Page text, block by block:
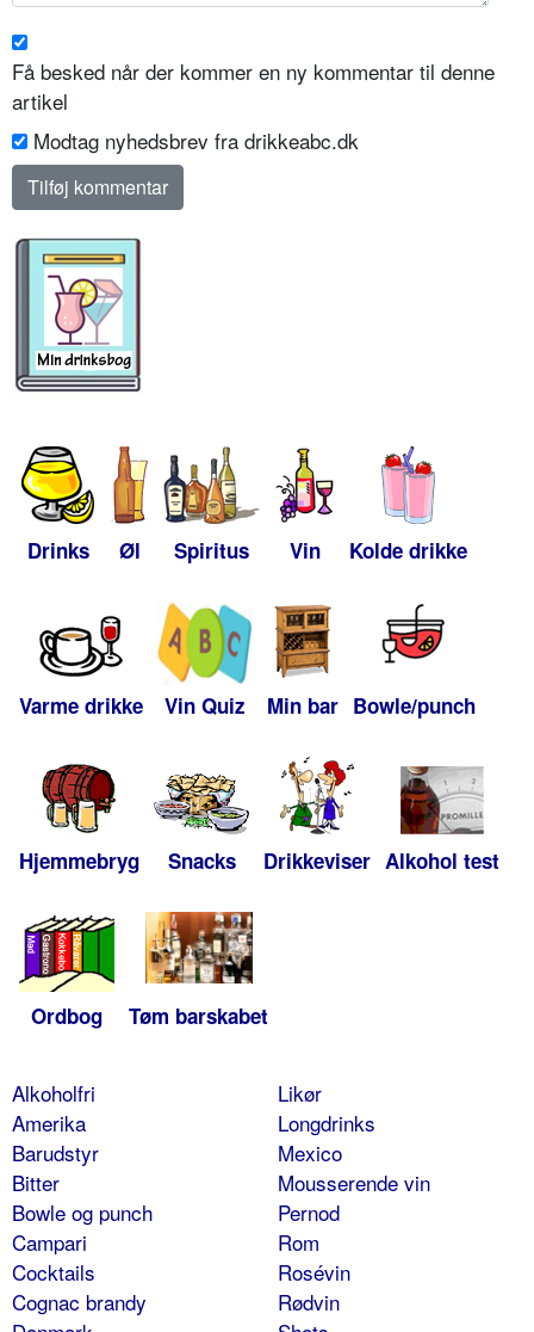
Få besked når der kommer en ny kommentar til denne
artikel
Modtag nyhedsbrev fra drikkeabc.dk
Drinks Øl Spiritus Vin Kolde drikke
Varme drikke Vin Quiz Min bar Bowle/punch
Hjemmebryg Snacks Drikkeviser Alkohol test
Ordbog Tøm barskabet
Alkoholfri
Amerika
Barudstyr
Bitter
Bowle og punch
Campari
Cocktails
Cognac brandy
Likør
Longdrinks
Mexico
Mousserende vin
Pernod
Rom
Rosévin
Rødvin